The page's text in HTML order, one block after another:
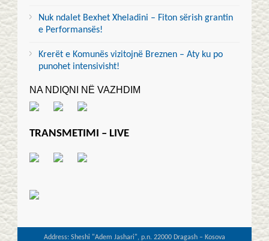
Nuk ndalet Bexhet Xheladini – Fiton sërish grantin
e Performansës!
Krerët e Komunës vizitojnë Breznen – Aty ku po
punohet intensivisht!
NA NDIQNI NË VAZHDIM
TRANSMETIMI – LIVE
Address: Sheshi "Adem Jashari", p.n. 22000 Dragash – Kosova